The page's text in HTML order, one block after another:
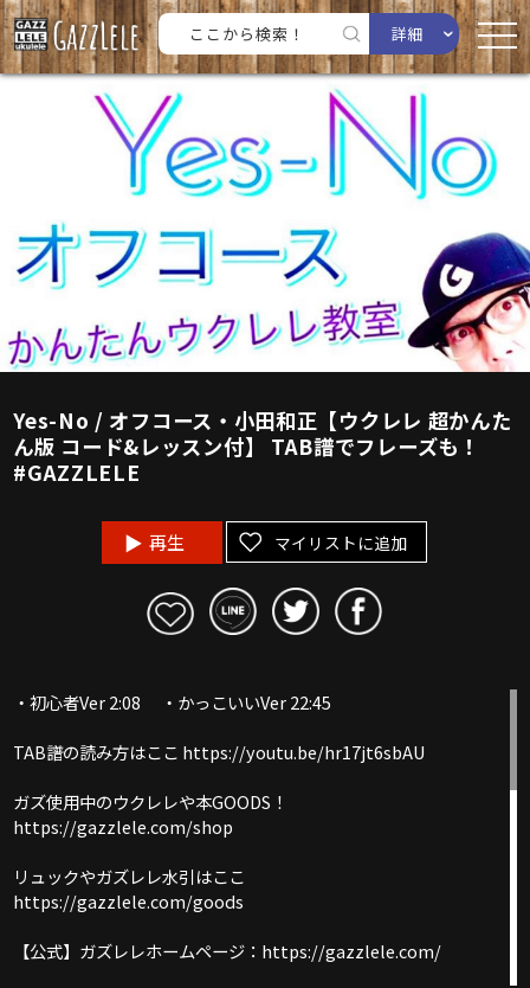
詳細
Yes-No / オフコース・小田和正【ウクレレ 超かんた
ん版 コード&レッスン付】 TAB譜でフレーズも！
#GAZZLELE
再生 マイリストに追加
・初心者Ver 2:08 ・かっこいいVer 22:45
TAB譜の読み方はここ https://youtu.be/hr17jt6sbAU
ガズ使用中のウクレレや本GOODS！
https://gazzlele.com/shop
リュックやガズレレ水引はここ
https://gazzlele.com/goods
【公式】ガズレレホームページ：https://gazzlele.com/